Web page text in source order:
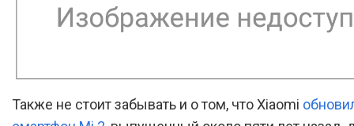
Также не стоит забывать и о том, что Xiaomi